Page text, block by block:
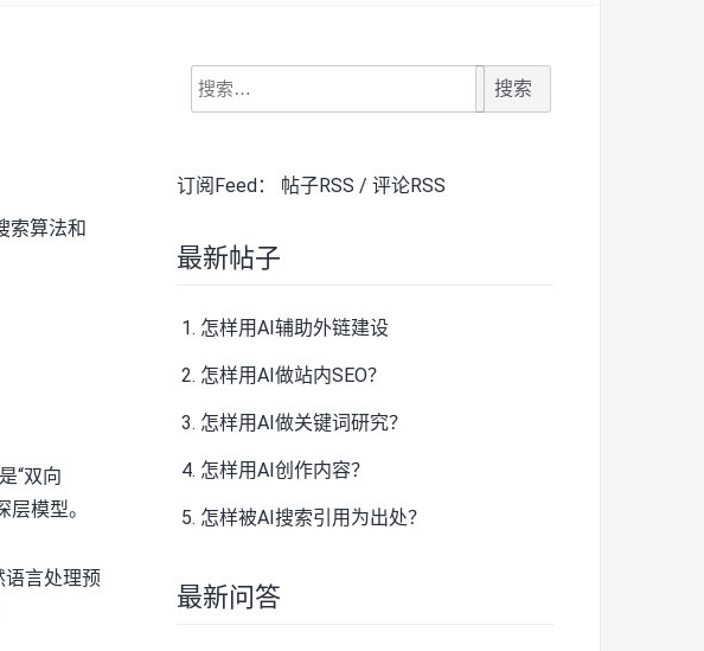
索算法和
“双向
模型。
语言处理预
搜
索：
订阅Feed： 帖子RSS / 评论RSS
最新帖子
怎样用AI辅助外链建设
怎样用AI做站内SEO？
怎样用AI做关键词研究？
怎样用AI创作内容？
怎样被AI搜索引用为出处？
最新问答